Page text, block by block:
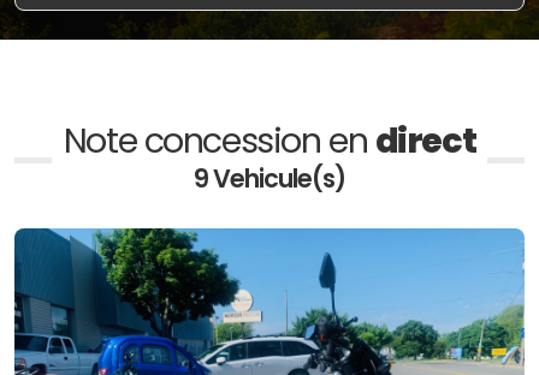
Note concession en direct
9 Vehicule(s)
EN INVENTAIRE